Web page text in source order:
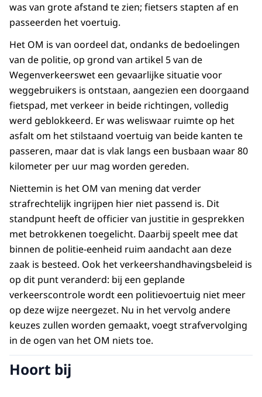
was van grote afstand te zien; fietsers stapten af en
passeerden het voertuig.
Het OM is van oordeel dat, ondanks de bedoelingen
van de politie, op grond van artikel 5 van de
Wegenverkeerswet een gevaarlijke situatie voor
weggebruikers is ontstaan, aangezien een doorgaand
fietspad, met verkeer in beide richtingen, volledig
werd geblokkeerd. Er was weliswaar ruimte op het
asfalt om het stilstaand voertuig van beide kanten te
passeren, maar dat is vlak langs een busbaan waar 80
kilometer per uur mag worden gereden.
Niettemin is het OM van mening dat verder
strafrechtelijk ingrijpen hier niet passend is. Dit
standpunt heeft de officier van justitie in gesprekken
met betrokkenen toegelicht. Daarbij speelt mee dat
binnen de politie-eenheid ruim aandacht aan deze
zaak is besteed. Ook het verkeershandhavingsbeleid is
op dit punt veranderd: bij een geplande
verkeerscontrole wordt een politievoertuig niet meer
op deze wijze neergezet. Nu in het vervolg andere
keuzes zullen worden gemaakt, voegt strafvervolging
in de ogen van het OM niets toe.
Hoort bij